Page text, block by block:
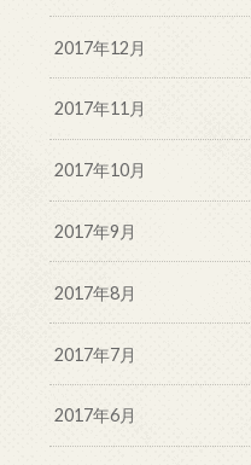
2017年12月
2017年11月
2017年10月
2017年9月
2017年8月
2017年7月
2017年6月